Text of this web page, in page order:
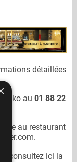
détaillées
au 01 88 22
au restaurant
consultez ici la